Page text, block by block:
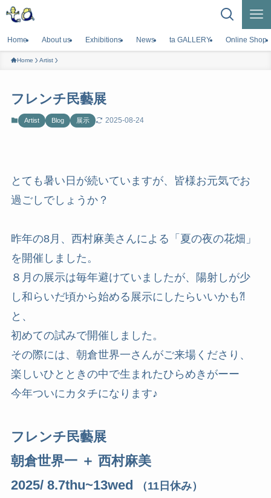
Home About us Exhibitions News ta GALLERY Online Shop
Home Artist
フレンチ民藝展
Artist Blog 展示 2025-08-24
とても暑い日が続いていますが、皆様お元気でお
過ごしでしょうか？
昨年の8月、西村麻美さんによる「夏の夜の花畑」
を開催しました。
８月の展示は毎年避けていましたが、陽射しが少
し和らいだ頃から始める展示にしたらいいかも⁈
と、
初めての試みで開催しました。
その際には、朝倉世界一さんがご来場くださり、
楽しいひとときの中で生まれたひらめきがーー
今年ついにカタチになります♪
フレンチ民藝展
朝倉世界一 ＋ 西村麻美
2025/ 8.7thu~13wed
（11日休み）